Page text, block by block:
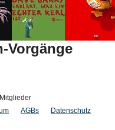
Vorgänge
AGBs Datenschutz